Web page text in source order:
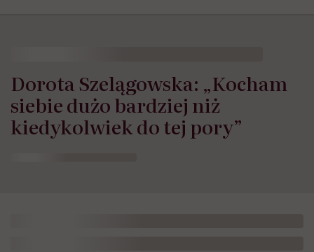
Dorota Szelągowska: „Kocham
siebie dużo bardziej niż
kiedykolwiek do tej pory”